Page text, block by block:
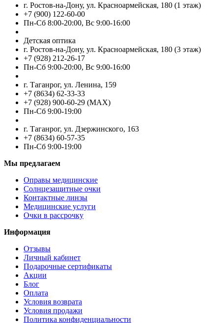
г. Ростов-на-Дону, ул. Красноармейская, 180 (1 этаж)
+7 (900) 122-60-00
Пн-Cб 8:00-20:00, Вс 9:00-16:00
Детская оптика
г. Ростов-на-Дону, ул. Красноармейская, 180 (3 этаж)
+7 (928) 212-26-17
Пн-Cб 9:00-20:00, Вс 9:00-16:00
г. Таганрог, ул. Ленина, 159
+7 (8634) 62-33-33
+7 (928) 900-60-29 (MAX)
Пн-Cб 9:00-19:00
г. Таганрог, ул. Дзержинского, 163
+7 (8634) 60-57-35
Пн-Сб 9:00-19:00
Мы предлагаем
Оправы медицинские
Солнцезащитные очки
Контактные линзы
Медицинские услуги
Очки в рассрочку
Информация
Отзывы
Личный кабинет
Подарочные сертификаты
Акции
Блог
Оплата
Условия возврата
Условия продажи
Политика конфиденциальности